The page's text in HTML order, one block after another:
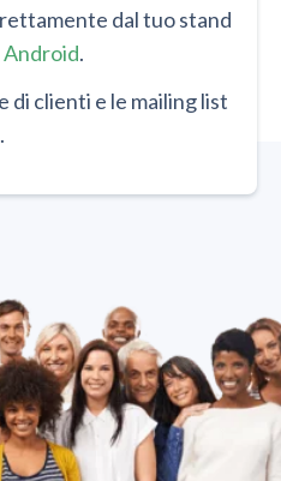
dal tuo stand
Android.
di clienti e le mailing list